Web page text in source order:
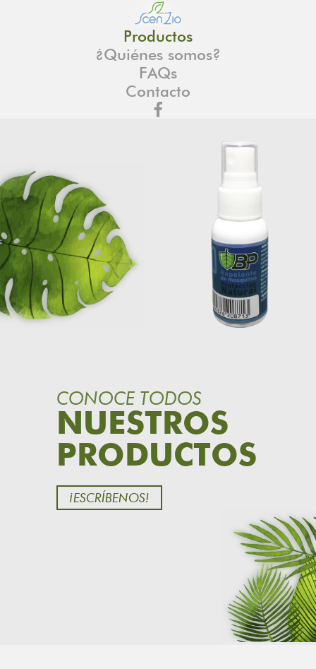
Productos
¿Quiénes somos?
FAQs
Contacto
CONOCE TODOS
NUESTROS
PRODUCTOS
¡ESCRÍBENOS!